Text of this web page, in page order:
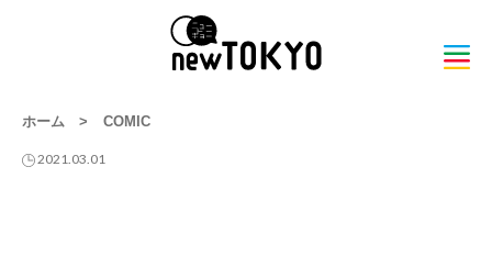
ホーム > COMIC
2021.03.01